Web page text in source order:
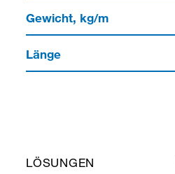
Gewicht, kg/m
Länge
LÖSUNGEN